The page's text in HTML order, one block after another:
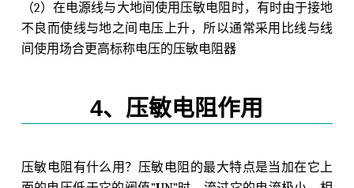
（2）在电源线与大地间使用压敏电阻时，有时由于接地
不良而使线与地之间电压上升，所以通常采用比线与线
间使用场合更高标称电压的压敏电阻器
4、压敏电阻作用
压敏电阻有什么用？压敏电阻的最大特点是当加在它上